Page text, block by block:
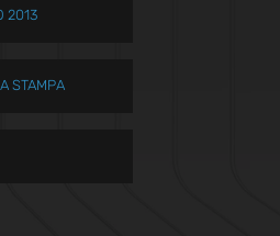
2013
STAMPA